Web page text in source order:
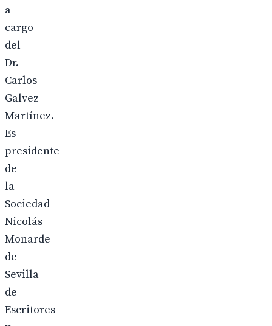
a
cargo
del
Dr.
Carlos
Galvez
Martínez.
Es
presidente
de
la
Sociedad
Nicolás
Monarde
de
Sevilla
de
Escritores